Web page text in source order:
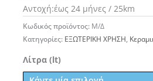
Αντοχή:έως 24 μήνες / 25km
Κωδικός προϊόντος: Μ/Δ
Κατηγορίες: ΕΞΩΤΕΡΙΚΗ ΧΡΗΣΗ,
Λίτρα (lt)
Gyeon
Q²